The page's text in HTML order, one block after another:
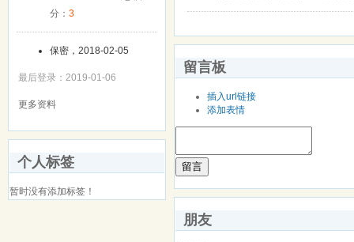
分： 3
保密，2018-02-05
最后登录：2019-01-06
更多资料
个人标签
暂时没有添加标签！
留言板
插入url链接
添加表情
留言
朋友